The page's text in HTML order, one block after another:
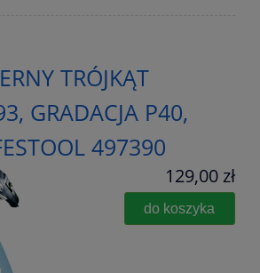
TRÓJKĄT
GRADACJA P40,
497390
129,00 zł
do koszyka